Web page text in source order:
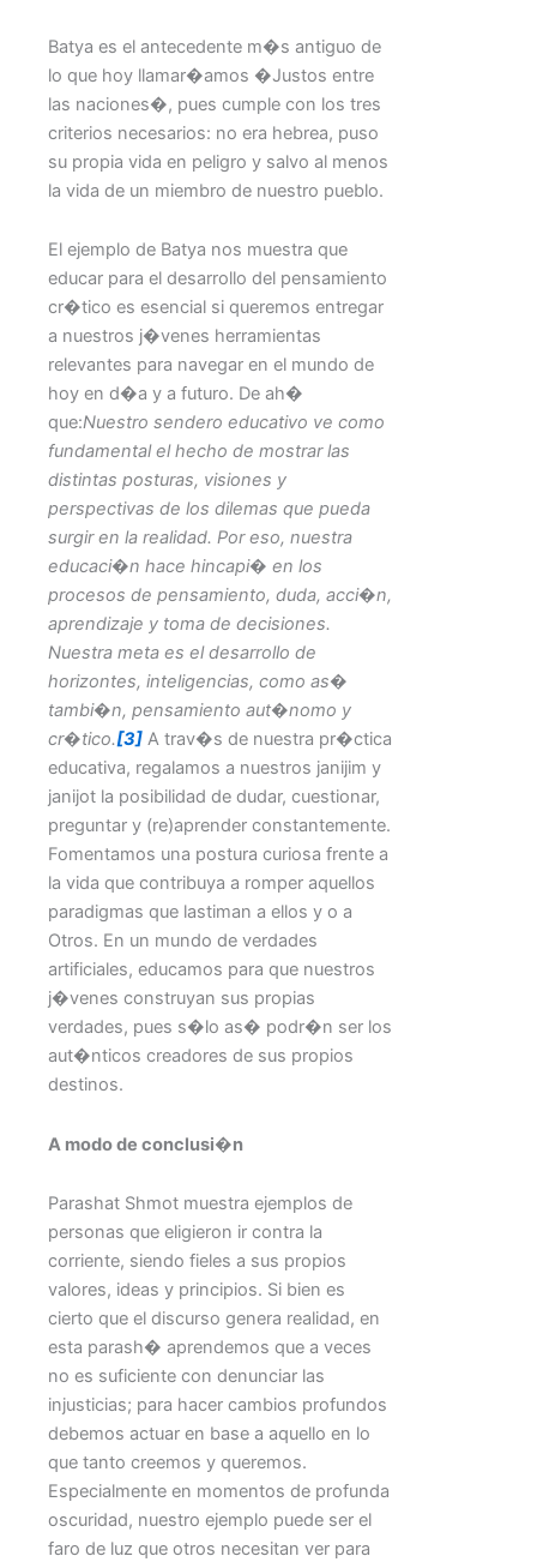
Batya es el antecedente m�s antiguo de
lo que hoy llamar�amos �Justos entre
las naciones�, pues cumple con los tres
criterios necesarios: no era hebrea, puso
su propia vida en peligro y salvo al menos
la vida de un miembro de nuestro pueblo.
El ejemplo de Batya nos muestra que
educar para el desarrollo del pensamiento
cr�tico es esencial si queremos entregar
a nuestros j�venes herramientas
relevantes para navegar en el mundo de
hoy en d�a y a futuro. De ah�
que:Nuestro sendero educativo ve como
fundamental el hecho de mostrar las
distintas posturas, visiones y
perspectivas de los dilemas que pueda
surgir en la realidad. Por eso, nuestra
educaci�n hace hincapi� en los
procesos de pensamiento, duda, acci�n,
aprendizaje y toma de decisiones.
Nuestra meta es el desarrollo de
horizontes, inteligencias, como as�
tambi�n, pensamiento aut�nomo y
cr�tico.[3] A trav�s de nuestra pr�ctica
educativa, regalamos a nuestros janijim y
janijot la posibilidad de dudar, cuestionar,
preguntar y (re)aprender constantemente.
Fomentamos una postura curiosa frente a
la vida que contribuya a romper aquellos
paradigmas que lastiman a ellos y o a
Otros. En un mundo de verdades
artificiales, educamos para que nuestros
j�venes construyan sus propias
verdades, pues s�lo as� podr�n ser los
aut�nticos creadores de sus propios
destinos.
A modo de conclusi�n
Parashat Shmot muestra ejemplos de
personas que eligieron ir contra la
corriente, siendo fieles a sus propios
valores, ideas y principios. Si bien es
cierto que el discurso genera realidad, en
esta parash� aprendemos que a veces
no es suficiente con denunciar las
injusticias; para hacer cambios profundos
debemos actuar en base a aquello en lo
que tanto creemos y queremos.
Especialmente en momentos de profunda
oscuridad, nuestro ejemplo puede ser el
faro de luz que otros necesitan ver para